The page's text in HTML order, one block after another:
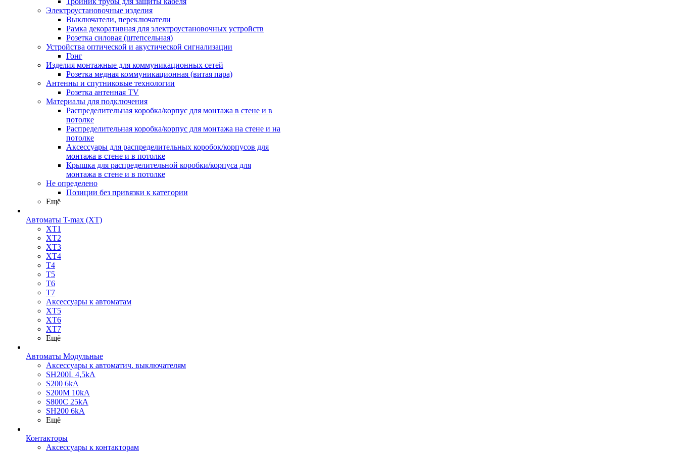
Электроустановочные изделия
Выключатели, переключатели
Рамка декоративная для электроустановочных устройств
Розетка силовая (штепсельная)
Устройства оптической и акустической сигнализации
Гонг
Изделия монтажные для коммуникационных сетей
Розетка медная коммуникационная (витая пара)
Антенны и спутниковые технологии
Розетка антенная TV
Материалы для подключения
Распределительная коробка/корпус для монтажа в стене и в
потолке
Распределительная коробка/корпус для монтажа на стене и на
потолке
Аксессуары для распределительных коробок/корпусов для
монтажа в стене и в потолке
Крышка для распределительной коробки/корпуса для
монтажа в стене и в потолке
Не определено
Позиции без привязки к категории
Ещё
Автоматы T-max (XT)
XT1
XT2
XT3
XT4
T4
T5
T6
T7
Аксессуары к автоматам
XT5
XT6
XT7
Ещё
Автоматы Модульные
Аксессуары к автоматич. выключателям
SH200L 4,5kA
S200 6kA
S200M 10kA
S800C 25kA
SH200 6kA
Ещё
Контакторы
Аксессуары к контакторам